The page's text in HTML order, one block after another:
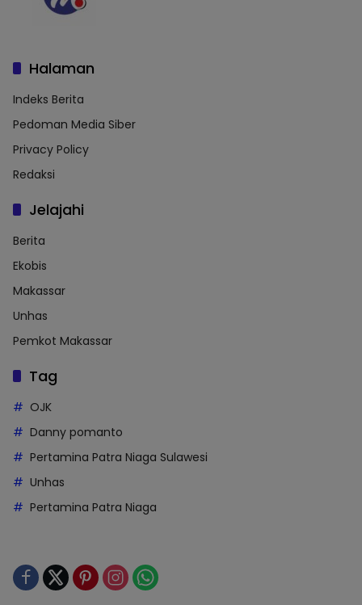
Halaman
Indeks Berita
Pedoman Media Siber
Privacy Policy
Redaksi
Jelajahi
Berita
Ekobis
Makassar
Unhas
Pemkot Makassar
Tag
OJK
Danny pomanto
Pertamina Patra Niaga Sulawesi
Unhas
Pertamina Patra Niaga